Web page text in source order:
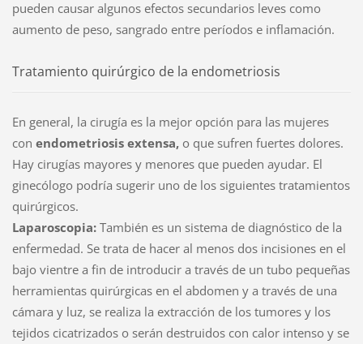
pueden causar algunos efectos secundarios leves como
aumento de peso, sangrado entre períodos e inflamación.
Tratamiento quirúrgico de la endometriosis
En general, la cirugía es la mejor opción para las mujeres
con endometriosis extensa,o que sufren fuertes dolores.
Hay cirugías mayores y menores que pueden ayudar. El
ginecólogo podría sugerir uno de los siguientes tratamientos
quirúrgicos.
Laparoscopia:También es un sistema de diagnóstico de la
enfermedad. Se trata de hacer al menos dos incisiones en el
bajo vientre a fin de introducir a través de un tubo pequeñas
herramientas quirúrgicas en el abdomen y a través de una
cámara y luz, se realiza la extracción de los tumores y los
tejidos cicatrizados o serán destruidos con calor intenso y se